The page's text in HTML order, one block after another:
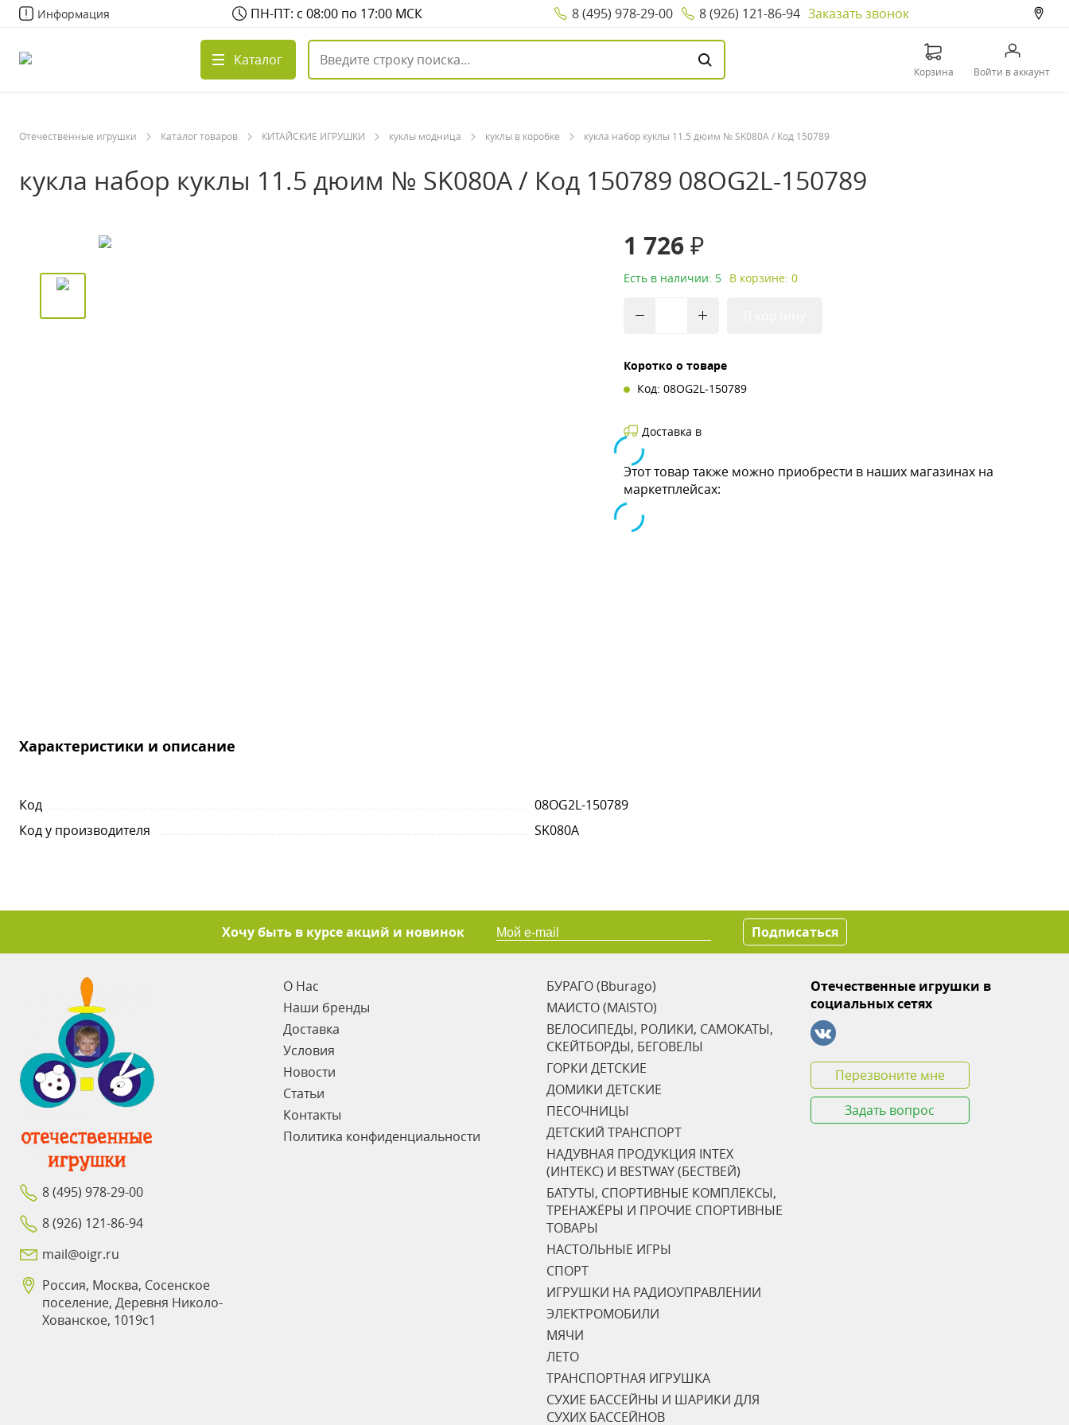
Информация ПН-ПТ: с 08:00 по 17:00 МСК 8 (495) 978-29-00 8 (926) 121-86-94 Заказать звонок
Каталог
Корзина Войти в аккаунт
Отечественные игрушки Каталог товаров КИТАЙСКИЕ ИГРУШКИ куклы модница куклы в коробке кукла набор куклы 11.5 дюим № SK080A / Код 150789
кукла набор куклы 11.5 дюим № SK080A / Код 150789 08OG2L-150789
1 726 ₽
Есть в наличии: 5 В корзине: 0
Коротко о товаре
Код: 08OG2L-150789
Доставка в
Этот товар также можно приобрести в наших магазинах на
маркетплейсах:
Характеристики и описание
Код
08OG2L-150789
Код у производителя
SK080A
Хочу быть в курсе акций и новинок Подписаться
8 (495) 978-29-00
8 (926) 121-86-94
mail@oigr.ru
Россия, Москва, Сосенское
поселение, Деревня Николо-
Хованское, 1019с1
О Нас
Наши бренды
Доставка
Условия
Новости
Статьи
Контакты
Политика конфиденциальности
БУРАГО (Bburago)
МАИСТО (MAISTO)
ВЕЛОСИПЕДЫ, РОЛИКИ, САМОКАТЫ,
СКЕЙТБОРДЫ, БЕГОВЕЛЫ
ГОРКИ ДЕТСКИЕ
ДОМИКИ ДЕТСКИЕ
ПЕСОЧНИЦЫ
ДЕТСКИЙ ТРАНСПОРТ
НАДУВНАЯ ПРОДУКЦИЯ INTEX
(ИНТЕКС) И BESTWAY (БЕСТВЕЙ)
БАТУТЫ, СПОРТИВНЫЕ КОМПЛЕКСЫ,
ТРЕНАЖЁРЫ И ПРОЧИЕ СПОРТИВНЫЕ
ТОВАРЫ
НАСТОЛЬНЫЕ ИГРЫ
СПОРТ
ИГРУШКИ НА РАДИОУПРАВЛЕНИИ
ЭЛЕКТРОМОБИЛИ
МЯЧИ
ЛЕТО
ТРАНСПОРТНАЯ ИГРУШКА
СУХИЕ БАССЕЙНЫ И ШАРИКИ ДЛЯ
СУХИХ БАССЕЙНОВ
Отечественные игрушки в
социальных сетях
Перезвоните мне
Задать вопрос